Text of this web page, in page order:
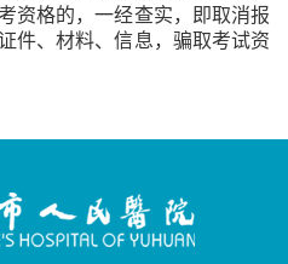
资格的，一经查实，即取消报
件、材料、信息，骗取考试资